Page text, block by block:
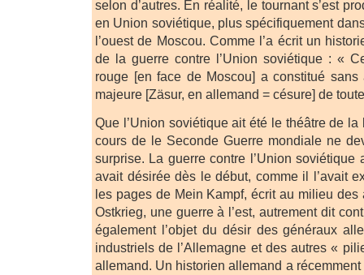
selon d’autres. En réalité, le tournant s’est
en Union soviétique, plus spécifiquement
l’ouest de Moscou. Comme l’a écrit un
de la guerre contre l’Union soviétique : «
rouge [en face de Moscou] a constitué
majeure [Zäsur, en allemand = césure] de
Que l’Union soviétique ait été le théâtre de
cours de le Seconde Guerre mondiale ne
surprise. La guerre contre l’Union soviétique
avait désirée dès le début, comme il l’avait
les pages de Mein Kampf, écrit au milieu des
Ostkrieg, une guerre à l’est, autrement dit
également l’objet du désir des généraux
industriels de l’Allemagne et des autres «
allemand. Un historien allemand a récemment